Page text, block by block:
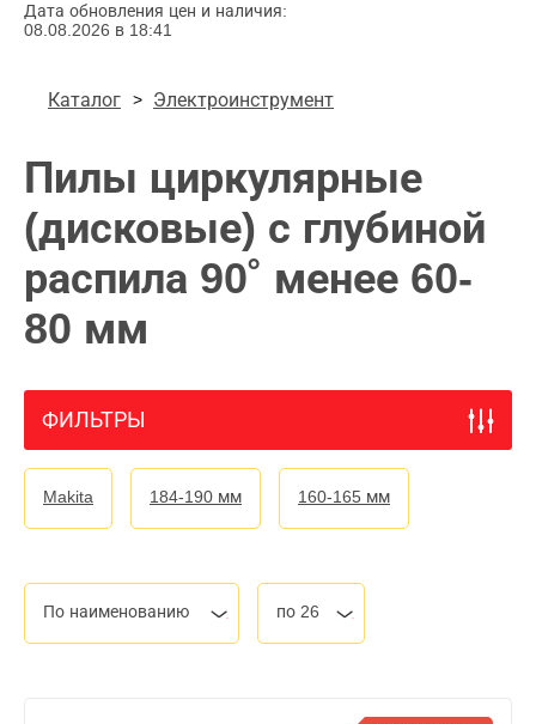
Дата обновления цен и наличия:
08.08.2026 в 18:41
Каталог Электроинструмент
Пилы циркулярные
(дисковые) с глубиной
распила 90˚ менее 60-
80 мм
ФИЛЬТРЫ
Makita 184-190 мм 160-165 мм
По наименованию по 26